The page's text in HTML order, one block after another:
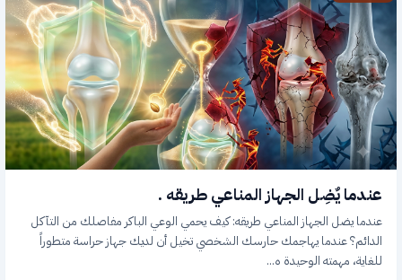
عندما يٌضِل الجهاز المناعي طريقه .
عندما يضل الجهاز المناعي طريقه: كيف يحمي الوعي الباكر مفاصلك من التآكل
الدائم؟ عندما يهاجمك حارسك الشخصي تخيل أن لديك جهاز حراسة متطوراً
للغاية، مهمته الوحيدة ه...